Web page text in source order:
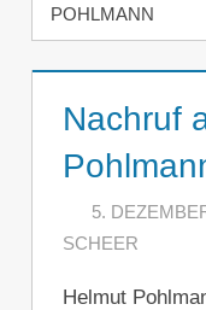
POHLMANN
Nachruf
5.
SCHEER
Helmut